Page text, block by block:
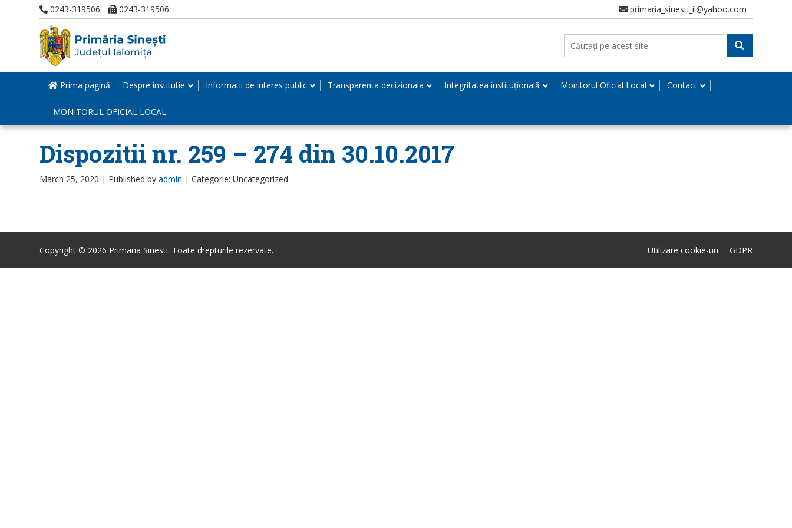
0243-319506 0243-319506 primaria_sinesti_il@yahoo.com
Prima pagină Despre institutie Informatii de interes public Transparenta decizionala Integritatea instituțională Monitorul Oficial Local Contact
MONITORUL OFICIAL LOCAL
Dispozitii nr. 259 – 274 din 30.10.2017
March 25, 2020 | Published by admin | Categorie: Uncategorized
Copyright © 2026 Primaria Sinesti. Toate drepturile rezervate. Utilizare cookie-uri GDPR